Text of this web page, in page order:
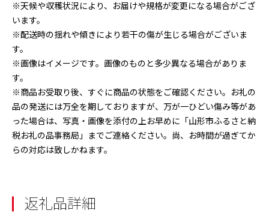
※天候や収穫状況により、お届けや規格が変更になる場合がござ
います。
※配送時の揺れや傾きにより若干の傷が生じる場合がございま
す。
※画像はイメージです。画像のものと多少異なる場合がありま
す。
※商品お受取り後、すぐに商品の状態をご確認ください。お礼の
品の発送には万全を期しておりますが、万が一ひどい傷み等があ
った場合は、写真・画像を添付の上お早めに「山形市ふるさと納
税お礼の品事務局」までご連絡ください。尚、お時間が過ぎてか
らの対応は致しかねます。
返礼品詳細